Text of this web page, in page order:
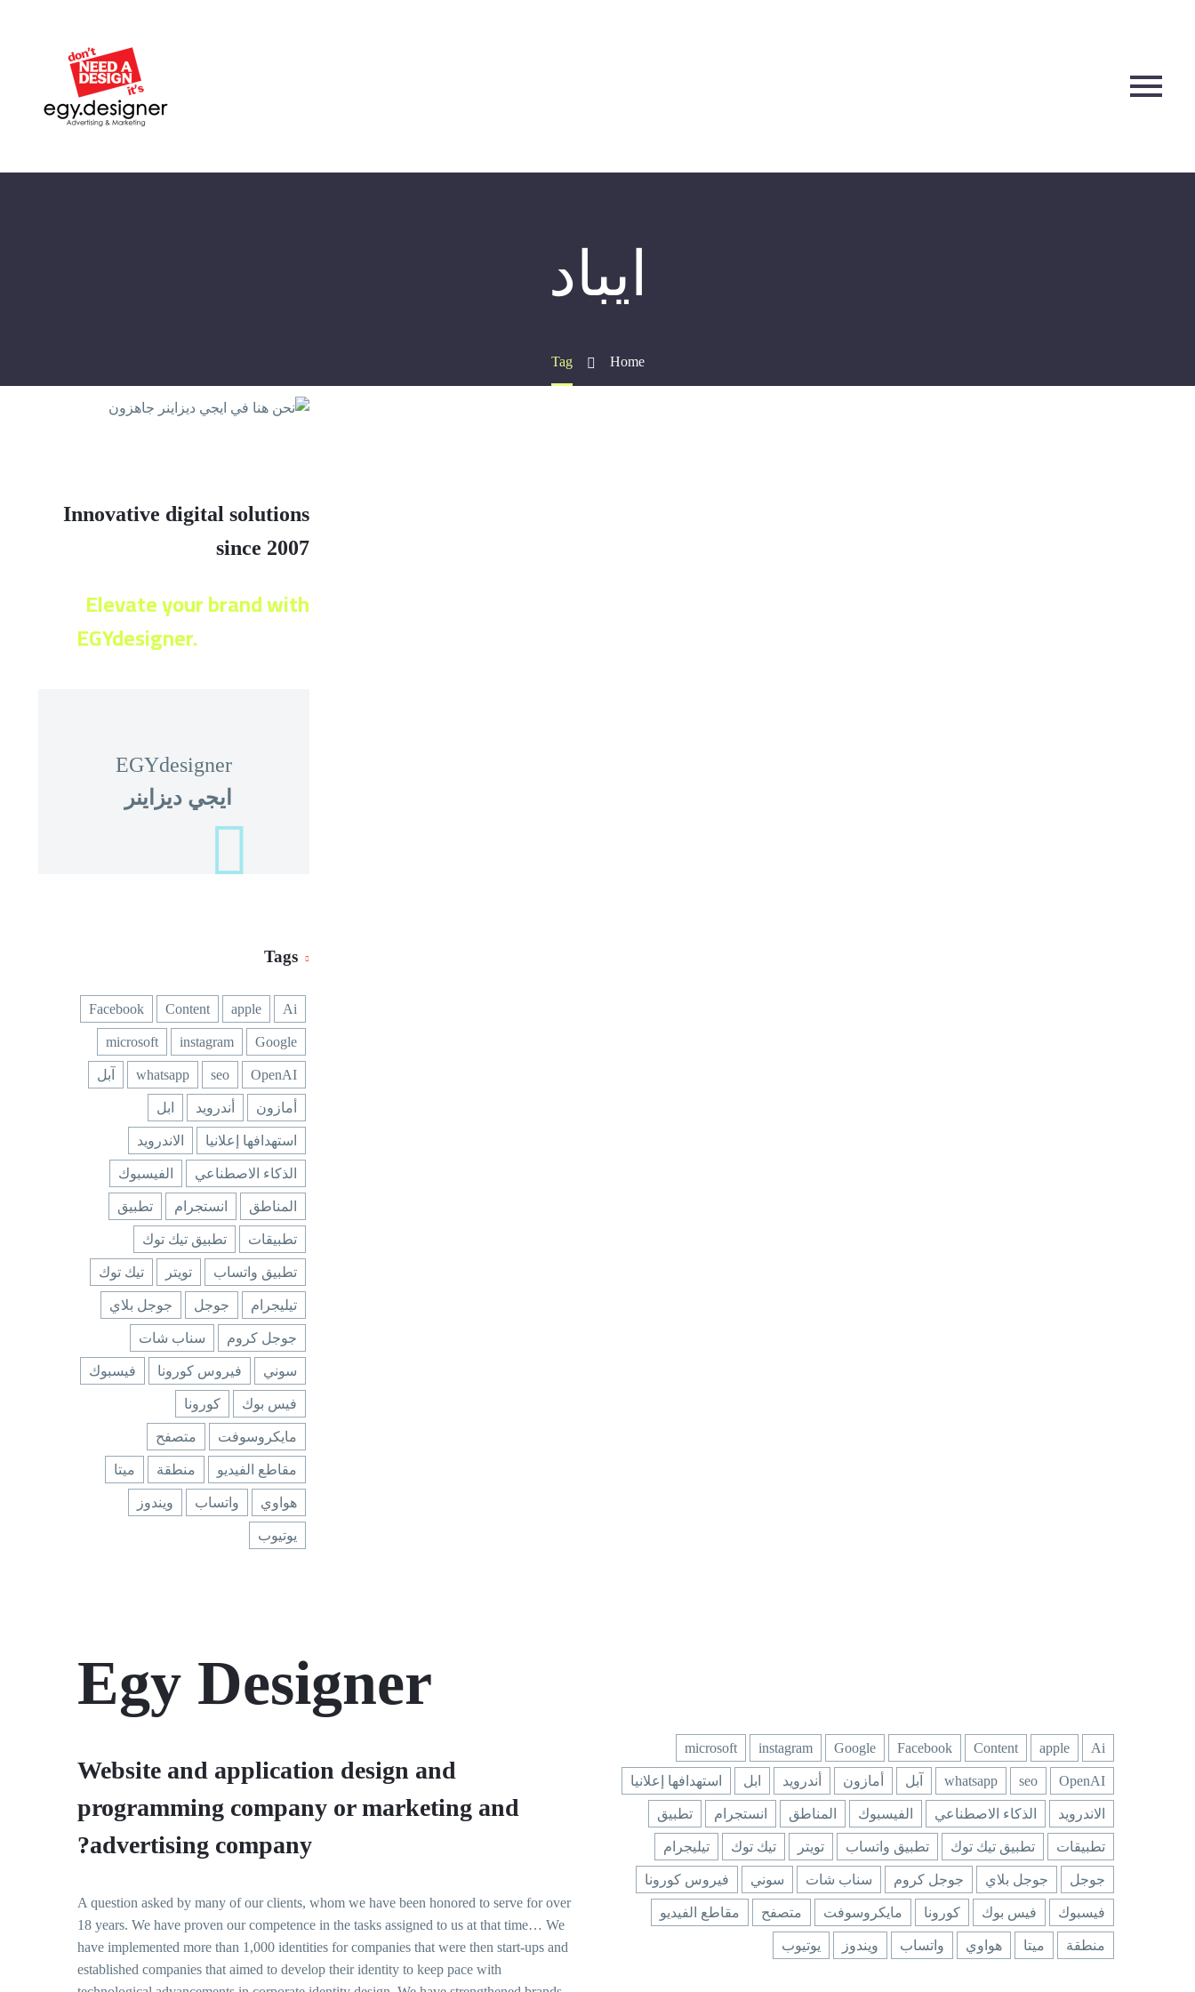
ايباد
Home
Tag
Innovative digital solutions
since 2007
Elevate your brand with
EGYdesigner.
EGYdesigner
ايجي ديزاينر
Tags
Ai
apple
Content
Facebook
Google
instagram
microsoft
OpenAI
seo
whatsapp آبل
أمازون أندرويد ابل
استهدافها إعلانيا الاندرويد
الذكاء الاصطناعي الفيسبوك
المناطق انستجرام تطبيق
تطبيقات تطبيق تيك توك
تطبيق واتساب تويتر تيك توك
تيليجرام جوجل جوجل بلاي
جوجل كروم سناب شات
سوني فيروس كورونا فيسبوك
فيس بوك كورونا
مايكروسوفت متصفح
مقاطع الفيديو منطقة ميتا
هواوي واتساب ويندوز
يوتيوب
Ai
apple
Content
Facebook
Google
instagram
microsoft
OpenAI
seo
whatsapp آبل أمازون أندرويد ابل استهدافها إعلانيا
الاندرويد الذكاء الاصطناعي الفيسبوك المناطق انستجرام تطبيق
تطبيقات تطبيق تيك توك تطبيق واتساب تويتر تيك توك تيليجرام
جوجل جوجل بلاي جوجل كروم سناب شات سوني فيروس كورونا
فيسبوك فيس بوك كورونا مايكروسوفت متصفح مقاطع الفيديو
منطقة ميتا هواوي واتساب ويندوز يوتيوب
Egy Designer
Website and application design and
programming company or marketing and
advertising company?
A question asked by many of our clients, whom we have been honored to serve for over
18 years. We have proven our competence in the tasks assigned to us at that time… We
have implemented more than 1,000 identities for companies that were then start-ups and
established companies that aimed to develop their identity to keep pace with